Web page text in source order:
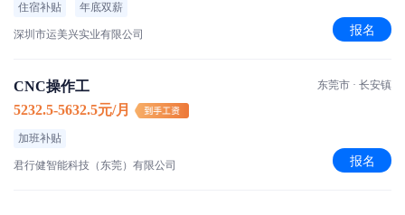
住宿补贴 年底双薪
深圳市运美兴实业有限公司 报名
CNC操作工
5232.5-5632.5元/月
加班补贴
君行健智能科技（东莞）有限公司
东莞市 · 长安镇
报名